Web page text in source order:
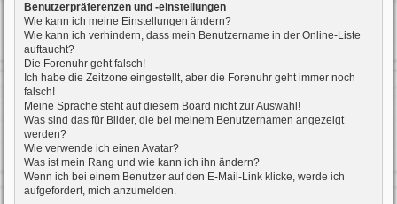
Benutzerpräferenzen und -einstellungen
Wie kann ich meine Einstellungen ändern?
Wie kann ich verhindern, dass mein Benutzername in der Online-Liste
auftaucht?
Die Forenuhr geht falsch!
Ich habe die Zeitzone eingestellt, aber die Forenuhr geht immer noch
falsch!
Meine Sprache steht auf diesem Board nicht zur Auswahl!
Was sind das für Bilder, die bei meinem Benutzernamen angezeigt
werden?
Wie verwende ich einen Avatar?
Was ist mein Rang und wie kann ich ihn ändern?
Wenn ich bei einem Benutzer auf den E-Mail-Link klicke, werde ich
aufgefordert, mich anzumelden.